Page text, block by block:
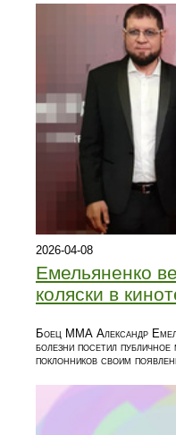
2026-04-08
Емельяненко
коляски в
Боец ММА Александр
болезни посетил публичное
поклонников своим